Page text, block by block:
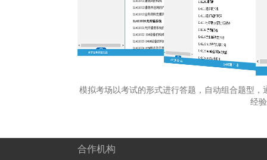
模拟考场以考试的形式进行答题，自动组合题型
经
合作机构